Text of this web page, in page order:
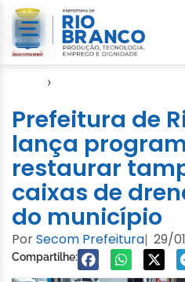
›
Prefeitura de
lança
restaurar
caixas de
do município
PorSecom Prefeitura| 29/
Compartilhe: